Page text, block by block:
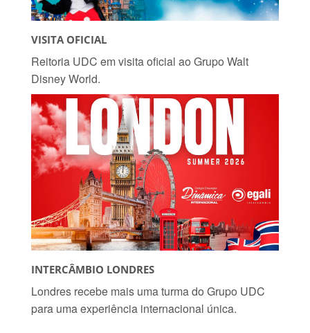
VISITA OFICIAL
Reitoria UDC em visita oficial ao Grupo Walt
Disney World.
INTERCÂMBIO LONDRES
Londres recebe mais uma turma do Grupo UDC
para uma experiência internacional única.